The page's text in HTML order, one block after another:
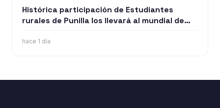
Histórica participación de Estudiantes
rurales de Punilla los llevará al mundial de
hace 1 día